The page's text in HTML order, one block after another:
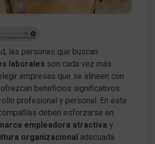
las personas que buscan
laborales son cada vez más
empresas que se alineen con
beneficios significativos
profesional y personal. En este
deben esforzarse en
empleadora atractiva y
organizacional adecuada.